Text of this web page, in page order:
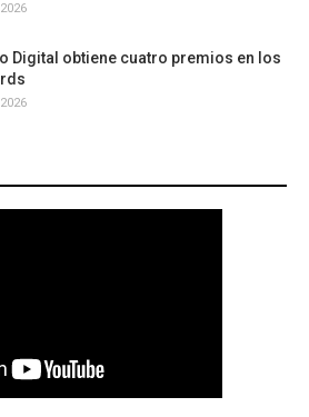
Digital obtiene cuatro premios en los